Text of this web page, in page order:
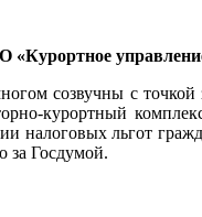
«Курортное
созвучны с точкой
курортный
налоговых льгот
за Госдумой.